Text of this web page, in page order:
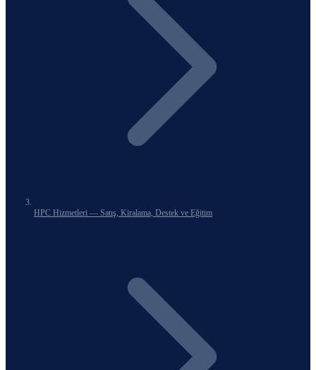
HPC Hizmetleri — Satış, Kiralama, Destek ve Eğitim